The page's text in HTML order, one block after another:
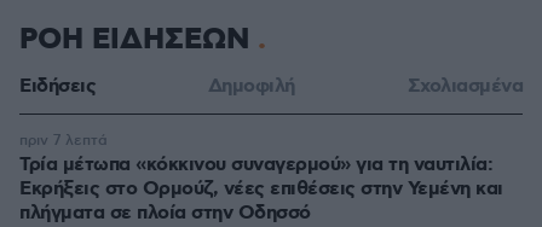
ΡΟΗ ΕΙΔΗΣΕΩΝ
Ειδήσεις Δημοφιλή Σχολιασμένα
Τρία μέτωπα «κόκκινου συναγερμού» για τη ναυτιλία:
Εκρήξεις στο Ορμούζ, νέες επιθέσεις στην Υεμένη και
πλήγματα σε πλοία στην Οδησσό
πριν 7 λεπτά